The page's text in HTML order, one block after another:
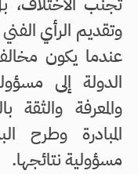
وتقديم الرأي الفني
عندما يكون
الدولة إلى
والمعرفة
المبادرة وطرح
مسؤولية نتائجها.